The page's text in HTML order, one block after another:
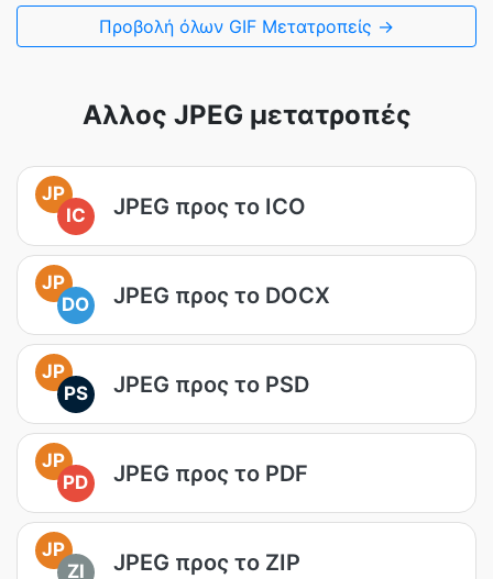
Προβολή όλων GIF Μετατροπείς →
Αλλος JPEG μετατροπές
JP
IC
JPEG προς το ICO
JP
DO
JPEG προς το DOCX
JP
PS
JPEG προς το PSD
JP
PD
JPEG προς το PDF
JP
ZI
JPEG προς το ZIP